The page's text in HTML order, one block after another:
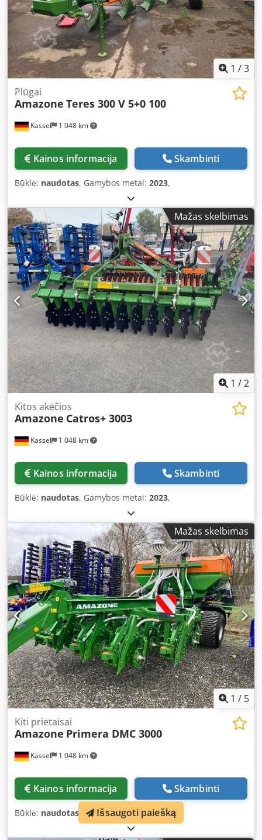
1 /3
Kassel 1 048 km
Plūgai
Amazone Teres 300 V 5+0 100
Kainos informacija Skambinti
Būklė: naudotas, Gamybos metai: 2023,
Mažas skelbimas
1 /2
Kassel 1 048 km
Kitos akėčios
Amazone Catros+ 3003
Kainos informacija Skambinti
Būklė: naudotas, Gamybos metai: 2023,
Mažas skelbimas
1 / 5
Kassel 1 048 km
Kiti prietaisai
Amazone Primera DMC 3000
Kainos informacija Skambinti
Būklė: naudotas , Gamybos metai:2024,
Išsaugoti paiešką